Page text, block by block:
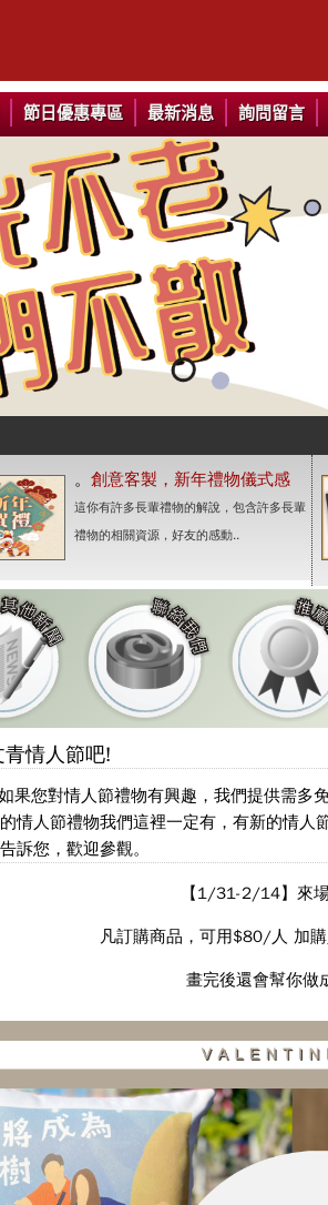
節日優惠專區 最新消息 詢問留言
。 創意客製，新年禮物儀式感
這你有許多長輩禮物的解說，包含許多長輩
禮物的相關資源，好友的感動..